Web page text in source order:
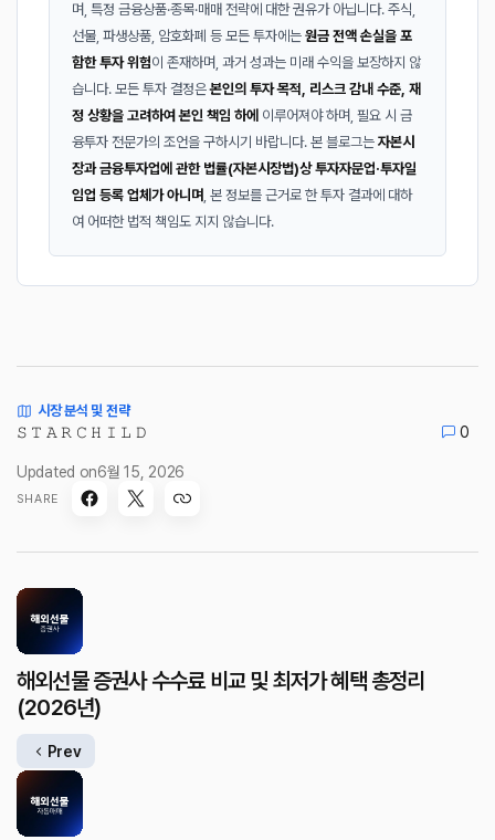
며, 특정 금융상품·종목·매매 전략에 대한 권유가 아닙니다. 주식,
선물, 파생상품, 암호화폐 등 모든 투자에는 원금 전액 손실을 포
함한 투자 위험이 존재하며, 과거 성과는 미래 수익을 보장하지 않
습니다. 모든 투자 결정은본인의 투자 목적, 리스크 감내 수준, 재
정 상황을 고려하여 본인 책임 하에 이루어져야 하며, 필요 시 금
융투자 전문가의 조언을 구하시기 바랍니다. 본 블로그는 자본시
장과 금융투자업에 관한 법률(자본시장법)상 투자자문업·투자일
임업 등록 업체가 아니며 , 본 정보를 근거로 한 투자 결과에 대하
여 어떠한 법적 책임도 지지 않습니다.
시장 분석 및 전략
𝚂 𝚃 𝙰 𝚁 𝙲 𝙷 𝙸 𝙻 𝙳 0
Updated on6월 15, 2026
SHARE
해외선물 증권사 수수료 비교 및 최저가 혜택 총정리
(2026년)
Prev